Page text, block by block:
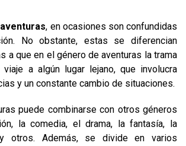
aventuras, en ocasiones son confundidas
No obstante, estas se diferencian
a que en el género de aventuras la trama
a algún lugar lejano, que involucra
y un constante cambio de situaciones.
puede combinarse con otros géneros
la comedia, el drama, la fantasía, la
otros. Además, se divide en varios